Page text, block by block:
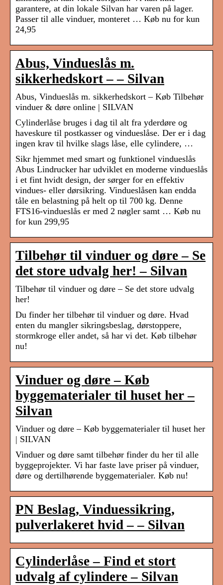
garantere, at din lokale Silvan har varen på lager.
Passer til alle vinduer, monteret … Køb nu for kun
24,95
Abus, Vindueslås m.
sikkerhedskort – – Silvan
Abus, Vindueslås m. sikkerhedskort – Køb Tilbehør
vinduer & døre online | SILVAN
Cylinderlåse bruges i dag til alt fra yderdøre og
haveskure til postkasser og vindueslåse. Der er i dag
ingen krav til hvilke slags låse, elle cylindere, …
Sikr hjemmet med smart og funktionel vindueslås
Abus Lindrucker har udviklet en moderne vindueslås
i et fint hvidt design, der sørger for en effektiv
vindues- eller dørsikring. Vindueslåsen kan endda
tåle en belastning på helt op til 700 kg. Denne
FTS16-vindueslås er med 2 nøgler samt … Køb nu
for kun 299,95
Tilbehør til vinduer og døre – Se
det store udvalg her! – Silvan
Tilbehør til vinduer og døre – Se det store udvalg
her!
Du finder her tilbehør til vinduer og døre. Hvad
enten du mangler sikringsbeslag, dørstoppere,
stormkroge eller andet, så har vi det. Køb tilbehør
nu!
Vinduer og døre – Køb
byggematerialer til huset her –
Silvan
Vinduer og døre – Køb byggematerialer til huset her
| SILVAN
Vinduer og døre samt tilbehør finder du her til alle
byggeprojekter. Vi har faste lave priser på vinduer,
døre og dertilhørende byggematerialer. Køb nu!
PN Beslag, Vinduessikring,
pulverlakeret hvid – – Silvan
Cylinderlåse – Find et stort
udvalg af cylindere – Silvan